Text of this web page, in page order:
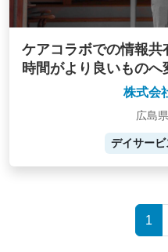
ケアコラボでの情報
時間がより良いものへ
株式会
広島
デイサービ
1